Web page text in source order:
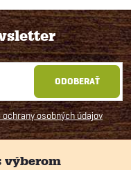
osobných údajov
ODOBERAŤ